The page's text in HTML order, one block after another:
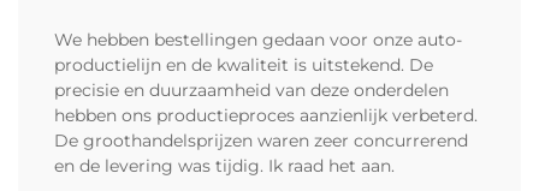
We hebben bestellingen gedaan voor onze auto-
productielijn en de kwaliteit is uitstekend. De
precisie en duurzaamheid van deze onderdelen
hebben ons productieproces aanzienlijk verbeterd.
De groothandelsprijzen waren zeer concurrerend
en de levering was tijdig. Ik raad het aan.